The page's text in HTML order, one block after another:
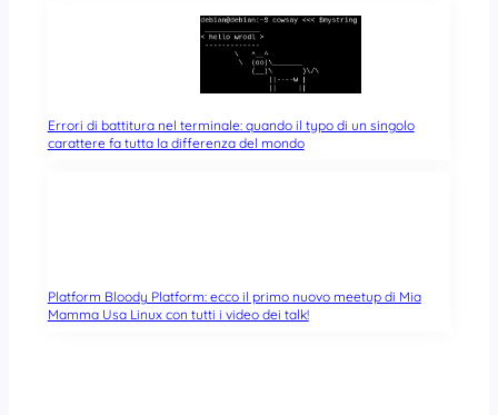
Errori di battitura nel terminale: quando il typo di un singolo
carattere fa tutta la differenza del mondo
Platform Bloody Platform: ecco il primo nuovo meetup di Mia
Mamma Usa Linux con tutti i video dei talk!